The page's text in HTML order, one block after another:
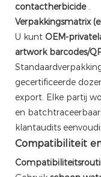
contactherbicide.
Verpakkingsmatrix
U kunt OEM-
artwork barcodes/
gecertificeerde
export. Elke partij
en
klantaudits
Compatibiliteit